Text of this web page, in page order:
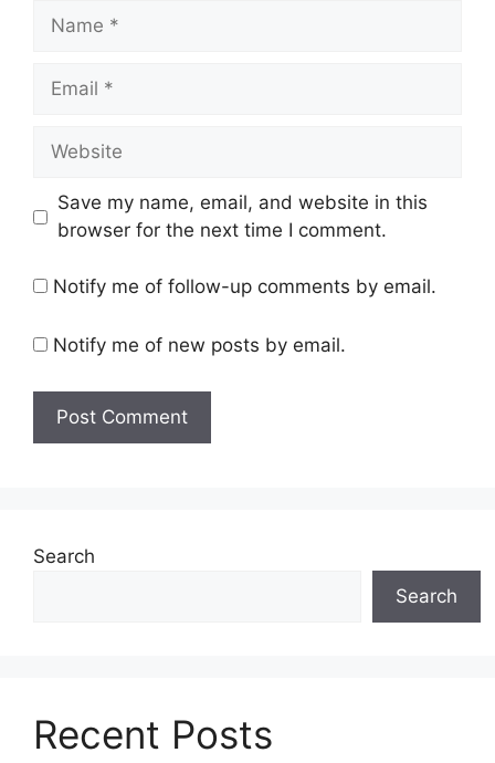
Name
Email
Website
Save my name, email, and website in this
browser for the next time I comment.
Notify me of follow-up comments by email.
Notify me of new posts by email.
Search
Search
Recent Posts